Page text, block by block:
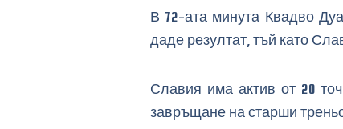
В 72-ата минута Квадво
даде резултат, тъй като
Славия има актив от 20
завръщане на старши